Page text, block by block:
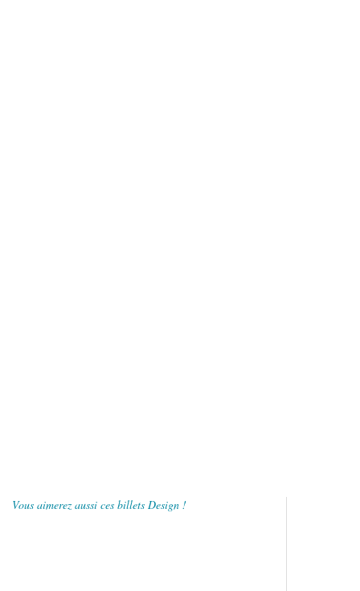
Vous aimerez aussi ces billets Design !